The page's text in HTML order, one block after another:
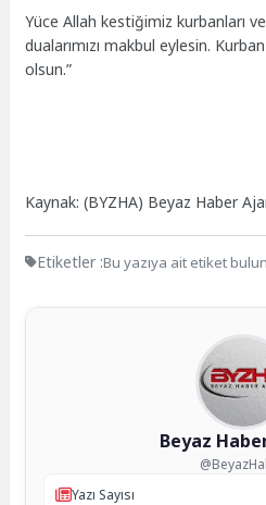
Yüce Allah kestiğimiz kurbanları
dualarımızı makbul eylesin.
olsun.”
Kaynak: (BYZHA) Beyaz Haber
Etiketler :Bu yazıya ait etiket
Beyaz
Yazı Sayısı